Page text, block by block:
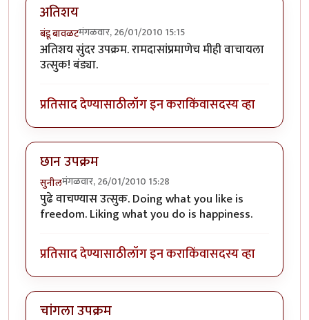
अतिशय
बंडू बावळटमंगळवार, 26/01/2010 15:15
अतिशय सुंदर उपक्रम. रामदासांप्रमाणेच मीही वाचायला
उत्सुक! बंड्या.
प्रतिसाद देण्यासाठीलॉग इन कराकिंवासदस्य व्हा
छान उपक्रम
सुनीलमंगळवार, 26/01/2010 15:28
पुढे वाचण्यास उत्सुक. Doing what you like is
freedom. Liking what you do is happiness.
प्रतिसाद देण्यासाठीलॉग इन कराकिंवासदस्य व्हा
चांगला उपक्रम